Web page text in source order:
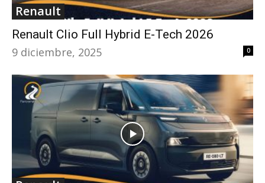
Renault
Renault Clio Full Hybrid E-Tech 2026
9 diciembre, 2025
0